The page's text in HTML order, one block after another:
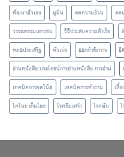
พัฒนาตัวเอง
มูมิน ลดความอ้วน ลด
วรรณกรรมเยาวชน
วิธีประสบความสำเร็จ
หมอประเสริฐ
หัวเว่ย ออกกำลังกาย อี
อ่านหนังสือ ประโยชน์การอ่านหนังสือ การอ่าน
เทคนิคการจดโน้ต
เทคนิคการทำงาน เลี้
โคโนะ เก็นโตะ
โรคซึมเศร้า โรคตับ